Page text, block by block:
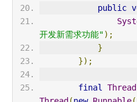
public
开发新需求功能");
}
});
final Thread